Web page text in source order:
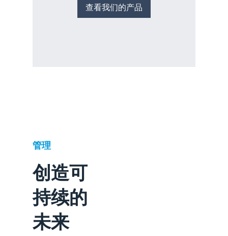
查看我们的产品
管理
创造可
持续的
未来